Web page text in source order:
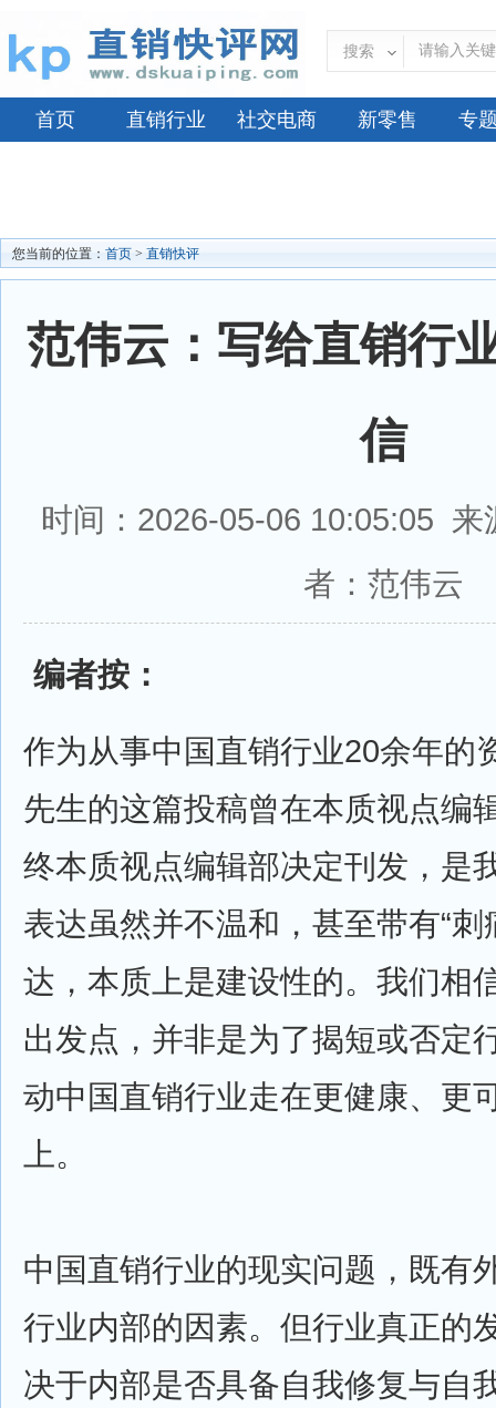
搜索
首页 直销行业 社交电商 新零售 专
您当前的位置： 首页 > 直销快评
范伟云：写给直销行
信
时间：2026-05-06 10:05:05
者：范伟云
编者按：
作为从事中国直销行业20余年的
先生的这篇投稿曾在本质视点编
终本质视点编辑部决定刊发，是
表达虽然并不温和，甚至带有“刺
达，本质上是建设性的。我们相
出发点，并非是为了揭短或否定
动中国直销行业走在更健康、更
上。
中国直销行业的现实问题，既有
行业内部的因素。但行业真正的
决于内部是否具备自我修复与自